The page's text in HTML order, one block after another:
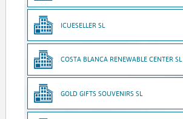
ICUESELLER SL
COSTA BLANCA RENEWABLE CENTER SL
GOLD GIFTS SOUVENIRS SL